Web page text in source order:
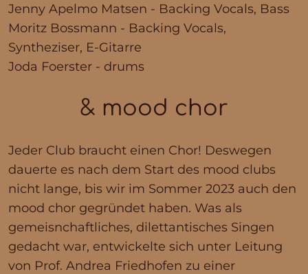
Jenny Apelmo Matsen - Backing Vocals, Bass
Moritz Bossmann - Backing Vocals,
Syntheziser, E-Gitarre
Joda Foerster - drums
& mood chor
Jeder Club braucht einen Chor! Deswegen
dauerte es nach dem Start des mood clubs
nicht lange, bis wir im Sommer 2023 auch den
mood chor gegründet haben. Was als
gemeisnchaftliches, dilettantisches Singen
gedacht war, entwickelte sich unter Leitung
von Prof. Andrea Friedhofen zu einer